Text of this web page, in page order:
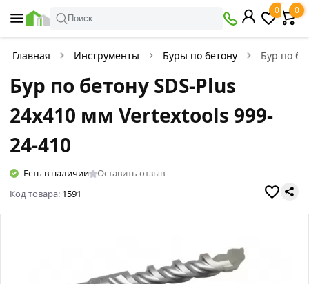
Поиск ..
0 0
Главная Инструменты Буры по бетону Бур по
Бур по бетону SDS-Plus
24х410 мм Vertextools 999-
24-410
Есть в наличии
Оставить отзыв
Код товара: 1591